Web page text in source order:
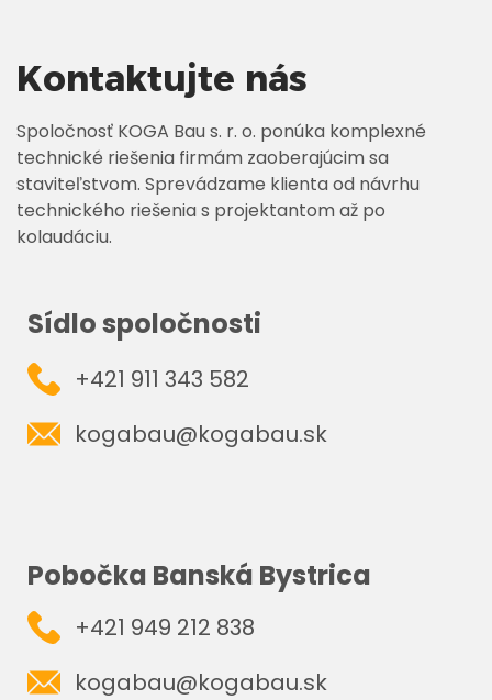
Kontaktujte nás
Spoločnosť KOGA Bau s. r. o. ponúka komplexné
technické riešenia firmám zaoberajúcim sa
staviteľstvom. Sprevádzame klienta od návrhu
technického riešenia s projektantom až po
kolaudáciu.
Sídlo spoločnosti
+421 911 343 582
kogabau@kogabau.sk
Pobočka Banská Bystrica
+421 949 212 838
kogabau@kogabau.sk